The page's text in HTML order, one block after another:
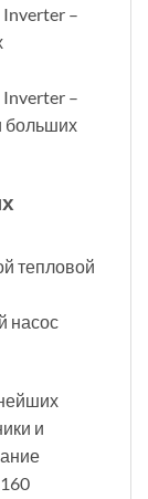
–
–
больших
тепловой
насос
и